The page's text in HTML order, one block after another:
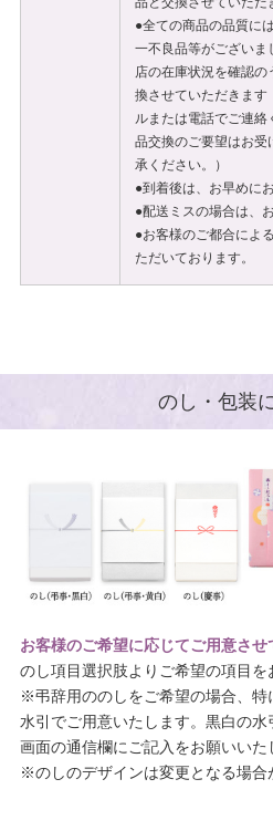
●全ての商品の品質に
一不良品等がございま
店の在庫状況を確認
換させていただきま
ルまたは電話でご連絡
品交換のご要望はお受
承ください。）
●到着後は、お早めに
●配送ミスの場合は、
●お客様のご都合によ
ただいております。
のし・包装
お客様のご希望に応じてご用意させ
のし項目選択肢よりご希望の項目を
※弔辞用ののしをご希望の場合、特
水引でご用意いたします。黒白の
画面の通信欄にご記入をお願いいた
※のしのデザインは変更となる場合